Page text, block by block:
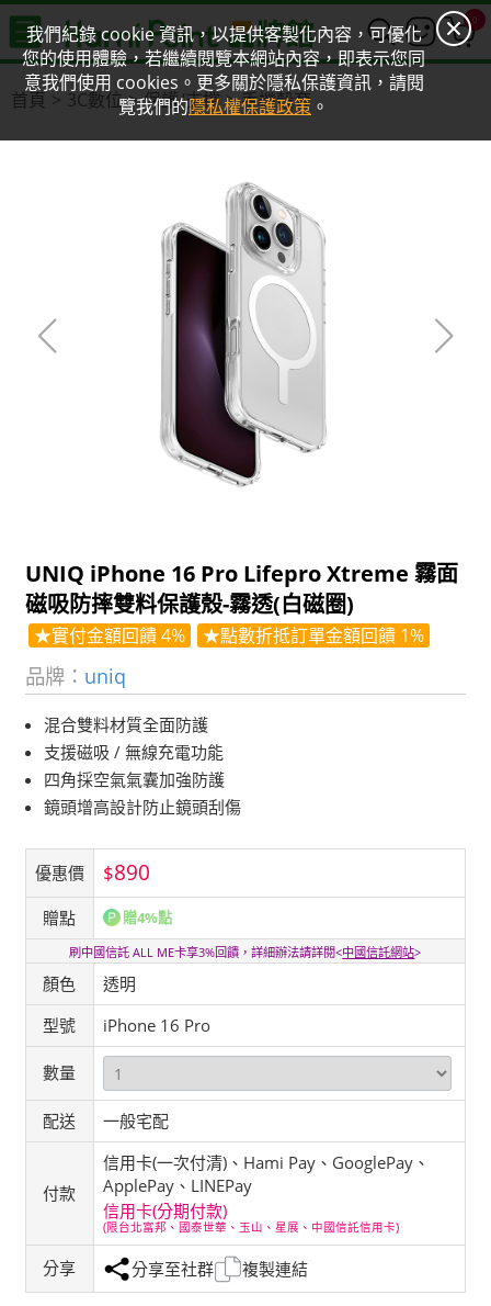
我們紀錄 cookie 資訊，以提供客製化內容，可優化
您的使用體驗，若繼續閱覽本網站內容，即表示您同
意我們使用 cookies。更多關於隱私保護資訊，請閱
覽我們的隱私權保護政策 。
0
首頁 3C數位 保護/支撐 手機殼套
UNIQ iPhone 16 Pro Lifepro Xtreme 霧面
磁吸防摔雙料保護殼-霧透(白磁圈)
★實付金額回饋 4% ★點數折抵訂單金額回饋 1%
品牌： uniq
混合雙料材質全面防護
支援磁吸 / 無線充電功能
四角採空氣氣囊加強防護
鏡頭增高設計防止鏡頭刮傷
優惠價 $890
贈點 贈4%點
刷中國信託 ALL ME卡享3%回饋，詳細辦法請詳閱<中國信託網站>
顏色
透明
型號
iPhone 16 Pro
數量
配送 一般宅配
付款
信用卡(一次付清)、Hami Pay、GooglePay、
ApplePay、LINEPay
信用卡(分期付款)
(限台北富邦、國泰世華、玉山、星展、中國信託信用卡)
分享 分享至社群 複製連結